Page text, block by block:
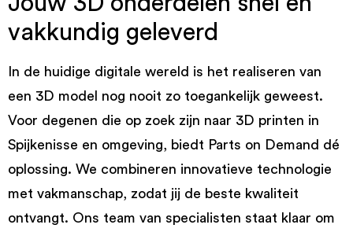
vakkundig geleverd
In de huidige digitale wereld is het realiseren van
een 3D model nog nooit zo toegankelijk geweest.
Voor degenen die op zoek zijn naar 3D printen in
Spijkenisse en omgeving, biedt Parts on Demand dé
oplossing. We combineren innovatieve technologie
met vakmanschap, zodat jij de beste kwaliteit
ontvangt. Ons team van specialisten staat klaar om